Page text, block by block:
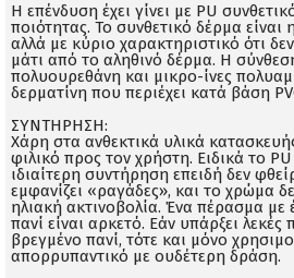
Η επένδυση έχει γίνει με PU
ποιότητας. Το συνθετικό δέρμα είναι
αλλά με κύριο χαρακτηριστικό ότι
μάτι από το αληθινό δέρμα. Η
πολυουρεθάνη και μικρο-ίνες
δερματίνη που περιέχει κατά βάση
ΣΥΝΤΗΡΗΣΗ:
Χάρη στα ανθεκτικά υλικά
φιλικό προς τον χρήστη. Ειδικά το
ιδιαίτερη συντήρηση επειδή δεν
εμφανίζει «ραγάδες», και το χρώμα
ηλιακή ακτινοβολία. Ένα πέρασμα με
πανί είναι αρκετό. Εάν υπάρξει λεκές
βρεγμένο πανί, τότε και μόνο
απορρυπαντικό με ουδέτερη δράση.